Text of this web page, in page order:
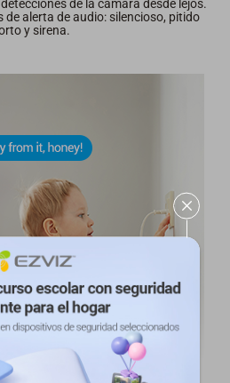
de la cámara desde lejos.
de alerta de audio: silencioso, pitido
y sirena.
en tiempo real